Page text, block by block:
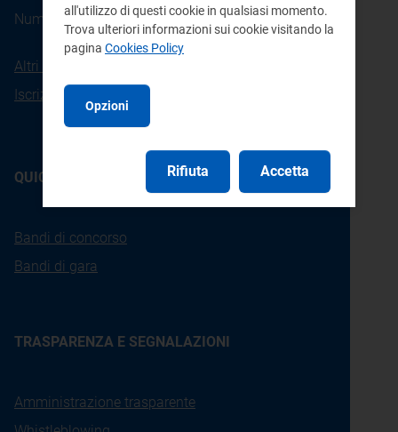
Numero verde consumatori:800.166.654
Altri contatti
Iscrizione alla newsletter
QUICKLINKS
Bandi di concorso
Bandi di gara
TRASPARENZA E SEGNALAZIONI
Amministrazione trasparente
all'utilizzo di questi cookie in qualsiasi momento.
Trova ulteriori informazioni sui cookie visitando la
pagina Cookies Policy
Opzioni
Rifiuta Accetta